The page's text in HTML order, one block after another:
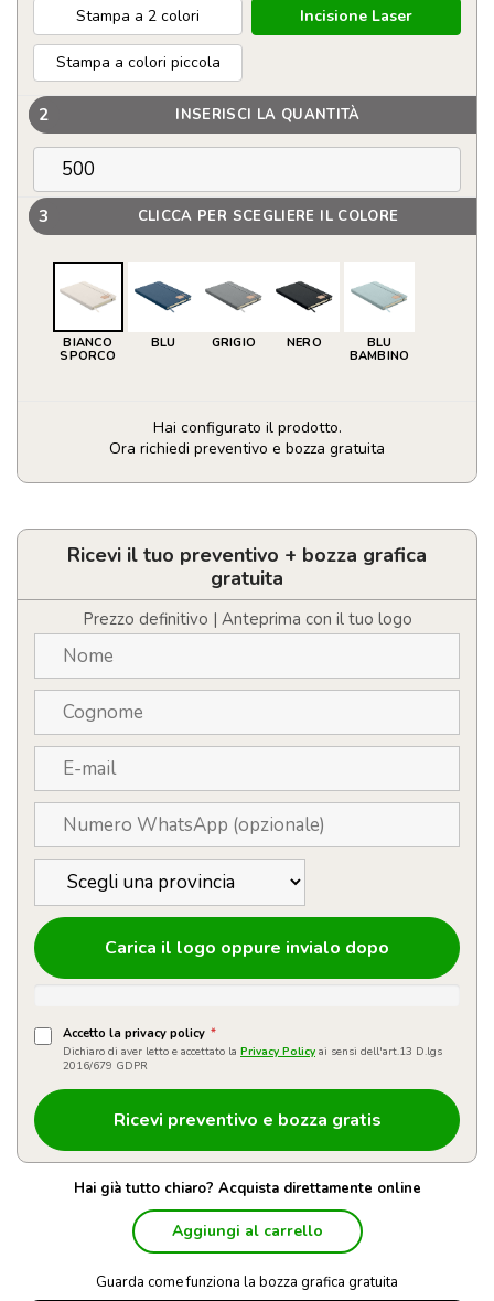
Stampa a 2 colori Incisione Laser
Stampa a colori piccola
2 INSERISCI LA QUANTITÀ
3 CLICCA PER SCEGLIERE IL COLORE
BIANCO
SPORCO
BLU GRIGIO NERO
BLU
BAMBINO
Hai configurato il prodotto.
Ora richiedi preventivo e bozza gratuita
Blocco
A5
copertina
quantità
Ricevi il tuo preventivo + bozza grafica
gratuita
Prezzo definitivo | Anteprima con il tuo logo
Carica il logo oppure invialo dopo
Accetto la privacy policy *
Dichiaro di aver letto e accettato la Privacy Policy ai sensi dell'art.13 D.lgs
2016/679 GDPR
Hai già tutto chiaro? Acquista direttamente online
Aggiungi al carrello
Guarda come funziona la bozza grafica gratuita